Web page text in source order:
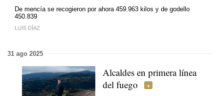
De mencía se recogieron por ahora 459.963 kilos y de godello
450.839
LUIS DÍAZ
31 ago 2025
Alcaldes en primera línea
del fuego